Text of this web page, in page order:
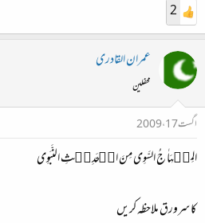
2
عمران القادری
محفلین
اگست 17، 2009
المِنۡہَاٰ جُ السَّوِی مِنَ الۡحَدِیۡثِ النَّبَوِی
کا سرورق ملاحظہ کریں